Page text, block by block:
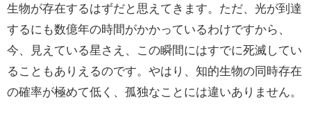
生物が存在するはずだと思えてきます。ただ、光が到達
するにも数億年の時間がかかっているわけですから、
今、見えている星さえ、この瞬間にはすでに死滅してい
ることもありえるのです。やはり、知的生物の同時存在
の確率が極めて低く、孤独なことには違いありません。